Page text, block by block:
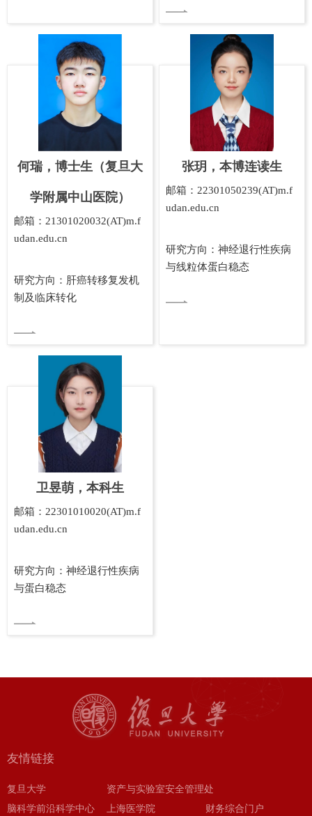
何瑞，博士生（复旦大
学附属中山医院）
邮箱：21301020032(AT)m.f
udan.edu.cn
研究方向：肝癌转移复发机
制及临床转化
张玥，本博连读生
邮箱：22301050239(AT)m.f
udan.edu.cn
研究方向：神经退行性疾病
与线粒体蛋白稳态
卫昱萌，本科生
邮箱：22301010020(AT)m.f
udan.edu.cn
研究方向：神经退行性疾病
与蛋白稳态
友情链接
复旦大学
资产与实验室安全管理处
脑科学前沿科学中心
上海医学院 财务综合门户